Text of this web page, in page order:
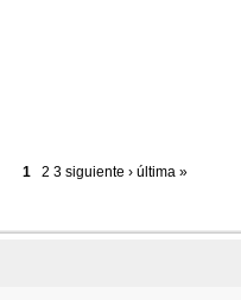
1 2 3 siguiente › última »